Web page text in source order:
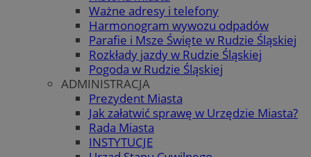
Ważne adresy i telefony
Harmonogram wywozu odpadów
Parafie i Msze Święte w Rudzie Śląskiej
Rozkłady jazdy w Rudzie Śląskiej
Pogoda w Rudzie Śląskiej
ADMINISTRACJA
Prezydent Miasta
Jak załatwić sprawę w Urzędzie Miasta?
Rada Miasta
INSTYTUCJE